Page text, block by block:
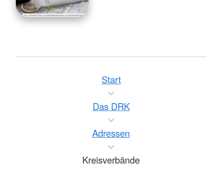
Start
Das DRK
Adressen
Kreisverbände